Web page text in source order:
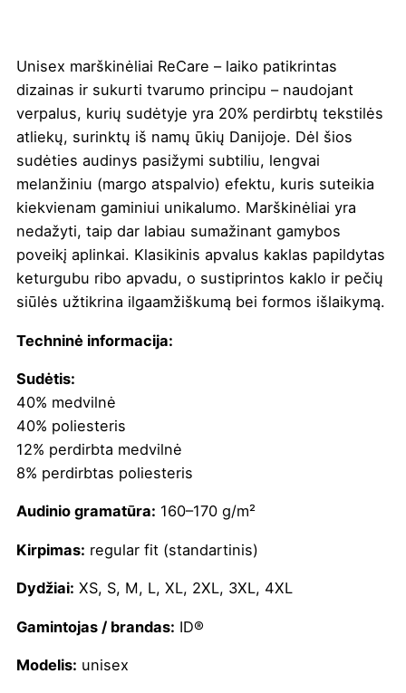
Unisex marškinėliai ReCare – laiko patikrintas
dizainas ir sukurti tvarumo principu – naudojant
verpalus, kurių sudėtyje yra 20% perdirbtų tekstilės
atliekų, surinktų iš namų ūkių Danijoje. Dėl šios
sudėties audinys pasižymi subtiliu, lengvai
melanžiniu (margo atspalvio) efektu, kuris suteikia
kiekvienam gaminiui unikalumo. Marškinėliai yra
nedažyti, taip dar labiau sumažinant gamybos
poveikį aplinkai. Klasikinis apvalus kaklas papildytas
keturgubu ribo apvadu, o sustiprintos kaklo ir pečių
siūlės užtikrina ilgaamžiškumą bei formos išlaikymą.
Techninė informacija:
Sudėtis:
40% medvilnė
40% poliesteris
12% perdirbta medvilnė
8% perdirbtas poliesteris
Audinio gramatūra: 160–170 g/m²
Kirpimas: regular fit (standartinis)
Dydžiai: XS, S, M, L, XL, 2XL, 3XL, 4XL
Gamintojas / brandas: ID®
Modelis: unisex